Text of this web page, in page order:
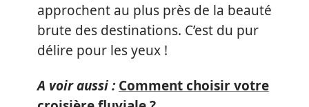
approchent au plus près de la beauté
brute des destinations. C’est du pur
délire pour les yeux !
A voir aussi : Comment choisir votre